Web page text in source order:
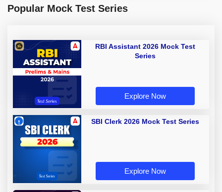
Popular Mock Test Series
RBI Assistant 2026 Mock Test
Series
Explore Now
SBI Clerk 2026 Mock Test Series
Explore Now